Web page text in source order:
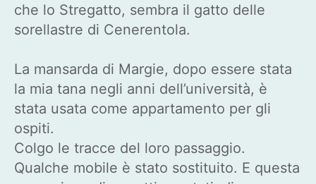
che lo Stregatto, sembra il gatto delle
sorellastre di Cenerentola.
La mansarda di Margie, dopo essere stata
la mia tana negli anni dell’università, è
stata usata come appartamento per gli
ospiti.
Colgo le tracce del loro passaggio.
Qualche mobile è stato sostituito. E questa